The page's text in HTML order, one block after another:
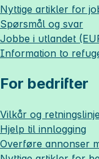
Nyttige artikler for
Spørsmål og svar
Jobbe i utlandet
Information to
For bedrifter
Vilkår og
Hjelp til innlogging
Overføre annonser